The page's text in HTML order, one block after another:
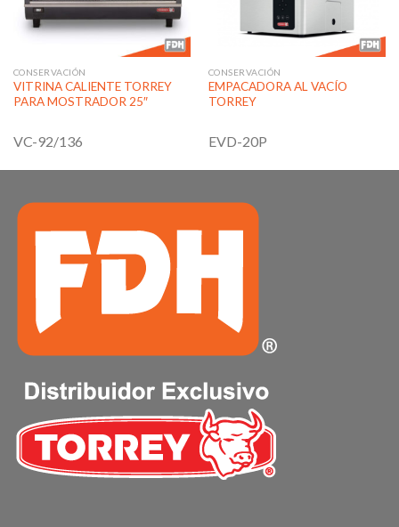
CONSERVACIÓN
VITRINA CALIENTE TORREY
PARA MOSTRADOR 25″
VC-92/136
CONSERVACIÓN
EMPACADORA AL VACÍO
TORREY
EVD-20P